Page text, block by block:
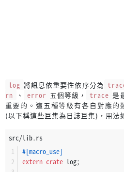
log 將訊息依重要性依序分為
rn
、 error 五個等級， trace 是
重要的。這五種等級有各自對應
(以下稱這些巨集為日誌巨集)，用法
src/lib.rs
#[macro_use]
extern crate log;